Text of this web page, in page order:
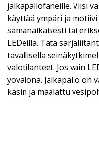
jalkapallofaneille. Viisi
käyttää ympäri ja
samanaikaisesti tai
LEDeillä. Tätä
tavallisella
valotilanteet. Jos vain
yövalona. Jalkapallo on
käsin ja maalattu